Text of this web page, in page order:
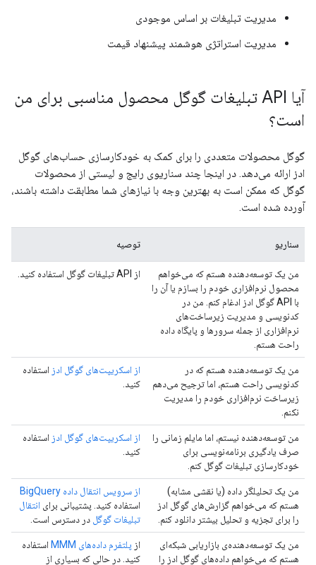
مدیریت تبلیغات بر اساس موجودی
مدیریت استراتژی هوشمند پیشنهاد قیمت
آیا API تبلیغات گوگل محصول مناسبی برای من
است؟
گوگل محصولات متعددی را برای کمک به خودکارسازی حساب‌های گوگل
ادز ارائه می‌دهد. در اینجا چند سناریوی رایج و لیستی از محصولات
گوگل که ممکن است به بهترین وجه با نیازهای شما مطابقت داشته باشند،
آورده شده است.
سناریو توصیه
من یک توسعه‌دهنده هستم که می‌خواهم
محصول نرم‌افزاری خودم را بسازم یا آن را
با API گوگل ادز ادغام کنم. من در
کدنویسی و مدیریت زیرساخت‌های
نرم‌افزاری از جمله سرورها و پایگاه داده
راحت هستم.
از API تبلیغات گوگل استفاده کنید.
من یک توسعه‌دهنده هستم که در
کدنویسی راحت هستم، اما ترجیح می‌دهم
زیرساخت نرم‌افزاری خودم را مدیریت
نکنم.
از اسکریپت‌های گوگل ادز استفاده
کنید.
من توسعه‌دهنده نیستم، اما مایلم زمانی را
صرف یادگیری برنامه‌نویسی برای
خودکارسازی تبلیغات گوگل کنم.
از اسکریپت‌های گوگل ادز استفاده
کنید.
من یک تحلیلگر داده (یا نقشی مشابه)
هستم که می‌خواهم گزارش‌های گوگل ادز
را برای تجزیه و تحلیل بیشتر دانلود کنم.
از سرویس انتقال داده BigQuery
استفاده کنید. پشتیبانی برای انتقال
تبلیغات گوگل در دسترس است.
من یک توسعه‌دهنده‌ی بازاریابی شبکه‌ای
هستم که می‌خواهم داده‌های گوگل ادز را
از پلتفرم داده‌های MMM
استفاده
کنید. در حالی که بسیاری از